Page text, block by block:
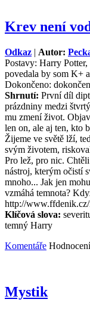
Krev není
Odkaz | Autor:
Postavy: Harry
povedala by som K+
Dokončeno:
Shrnutí: První díl
prázdniny medzi
mu zmení život.
len on, ale aj ten, kto
Žijeme ve světě lží,
svým životem,
Pro lež, pro nic.
nástroj, kterým očistí
mnoho... Jak jen
vzmáhá temnota?
http://
Klíčová slova:
temný Harry
Komentáře
Mystik